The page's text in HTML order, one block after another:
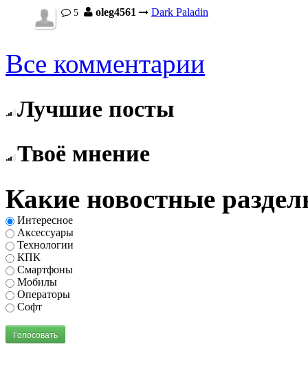
5 oleg4561 Dark Paladin
Все комментарии
Лучшие посты
Твоё мнение
Какие новостные
Интересное
Аксессуары
Технологии
КПК
Смартфоны
Мобилы
Операторы
Софт
Голосовать